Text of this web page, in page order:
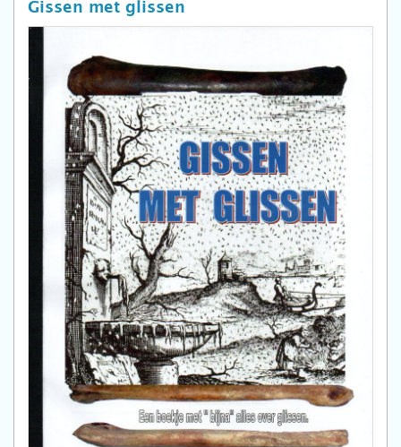
Gissen met glissen